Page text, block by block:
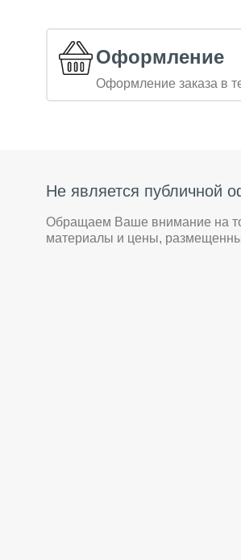
Оформление
Оформление заказа в
Не является публичной
Обращаем Ваше внимание на
материалы и цены,